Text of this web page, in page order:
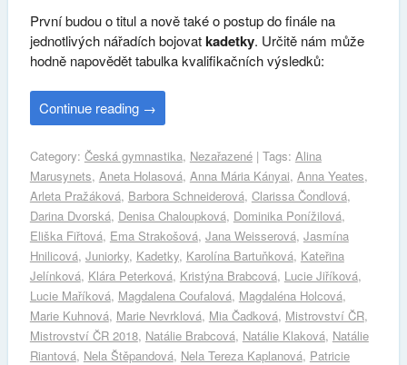
První budou o titul a nově také o postup do finále na
jednotlivých nářadích bojovatkadetky. Určitě nám může
hodně napovědět tabulka kvalifikačních výsledků:
Continue reading →
Category: Česká gymnastika, Nezařazené| Tags: Alina
Marusynets, Aneta Holasová, Anna Mária Kányai, Anna Yeates,
Arleta Pražáková, Barbora Schneiderová, Clarissa Čondlová,
Darina Dvorská, Denisa Chaloupková, Dominika Ponížilová,
Eliška Fiřtová, Ema Strakošová, Jana Weisserová, Jasmína
Hnilicová, Juniorky, Kadetky, Karolína Bartuňková, Kateřina
Jelínková, Klára Peterková, Kristýna Brabcová, Lucie Jiříková,
Lucie Maříková, Magdalena Coufalová, Magdaléna Holcová,
Marie Kuhnová, Marie Nevrklová, Mia Čadková, Mistrovství ČR,
Mistrovství ČR 2018, Natálie Brabcová, Natálie Klaková, Natálie
Riantová, Nela Štěpandová, Nela Tereza Kaplanová, Patricie